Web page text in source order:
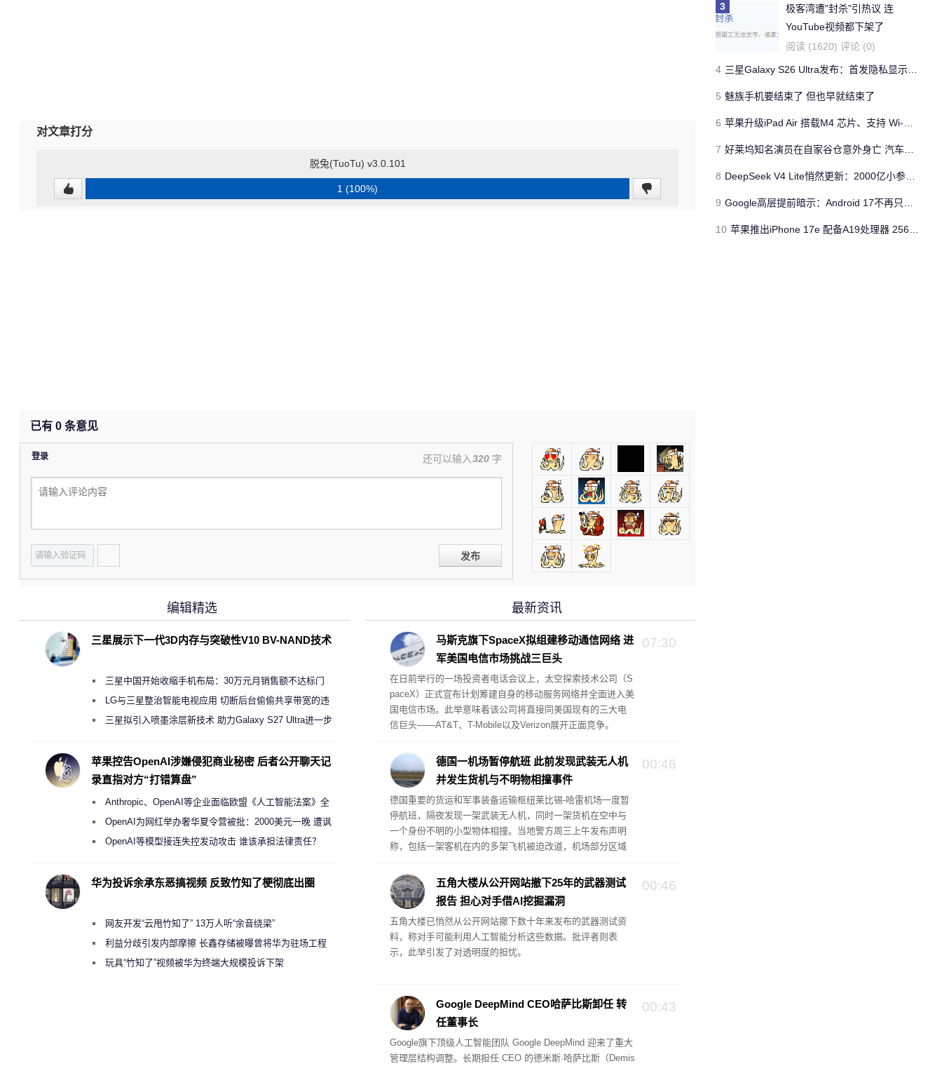
对文章打分
脱兔(TuoTu) v3.0.101
1 (100%)
已有 0 条意见
登录 还可以输入320 字
发布
最新资讯
07:30
马斯克旗下SpaceX拟组建移动通信网络 进
军美国电信市场挑战三巨头
在日前举行的一场投资者电话会议上，太空探索技术公司（S
paceX）正式宣布计划筹建自身的移动服务网络并全面进入美
国电信市场。此举意味着该公司将直接同美国现有的三大电
信巨头——AT&T、T-Mobile以及Verizon展开正面竞争。
00:46
德国一机场暂停航班 此前发现武装无人机
并发生货机与不明物相撞事件
德国重要的货运和军事装备运输枢纽莱比锡-哈雷机场一度暂
停航班，隔夜发现一架武装无人机，同时一架货机在空中与
一个身份不明的小型物体相撞。当地警方周三上午发布声明
称，包括一架客机在内的多架飞机被迫改道，机场部分区域
的目标。
00:46
五角大楼从公开网站撤下25年的武器测试
报告 担心对手借AI挖掘漏洞
五角大楼已悄然从公开网站撤下数十年来发布的武器测试资
料，称对手可能利用人工智能分析这些数据。批评者则表
示，此举引发了对透明度的担忧。
00:43
Google DeepMind CEO哈萨比斯卸任 转
任董事长
Google旗下顶级人工智能团队 Google DeepMind 迎来了重大
管理层结构调整。长期担任 CEO 的德米斯·哈萨比斯（Demis
编辑精选
三星展示下一代3D内存与突破性V10 BV-NAND技术
三星中国开始收缩手机布局：30万元月销售额不达标门
店 将被逐步清退
LG与三星整治智能电视应用 切断后台偷偷共享带宽的违
规行为三星拟引入喷墨涂层新技术 助力Galaxy S27 Ultra进一步
苹果控告OpenAI涉嫌侵犯商业秘密 后者公开聊天记
录直指对方“打错算盘”
Anthropic、OpenAI等企业面临欧盟《人工智能法案》全
新执法权限审查
OpenAI为网红举办奢华夏令营被批：2000美元一晚 遭讽
“反乌托邦”
OpenAI等模型接连失控发动攻击 谁该承担法律责任？
华为投诉余承东恶搞视频 反致竹知了梗彻底出圈
网友开发“云甩竹知了” 13万人听“余音绕梁”
利益分歧引发内部摩擦 长鑫存储被曝曾将华为驻场工程
师驱逐出研发基地
玩具“竹知了”视频被华为终端大规模投诉下架
3
极客湾遭"封杀"引热议 连
YouTube视频都下架了
阅读 (1620) 评论 (0)
4 三星Galaxy S26 Ultra发布：首发隐私显示屏、骁龙 8 Elite Gen 5与60W闪充
5 魅族手机要结束了 但也早就结束了
6 苹果升级iPad Air 搭载M4 芯片、支持 Wi‑Fi 7 售价不变
7 好莱坞知名演员在自家谷仓意外身亡 汽车搭电时突然自燃
8 DeepSeek V4 Lite悄然更新：2000亿小参数性能逼近美国顶流
9 Google高层提前暗示：Android 17不再只是操作系统
10 苹果推出iPhone 17e 配备A19处理器 256GB容量起步 刘海屏依旧